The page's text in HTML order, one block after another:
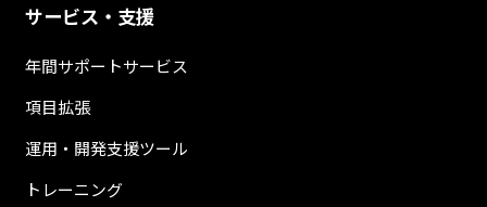
サービス・支援
年間サポートサービス
項目拡張
運用・開発支援ツール
トレーニング